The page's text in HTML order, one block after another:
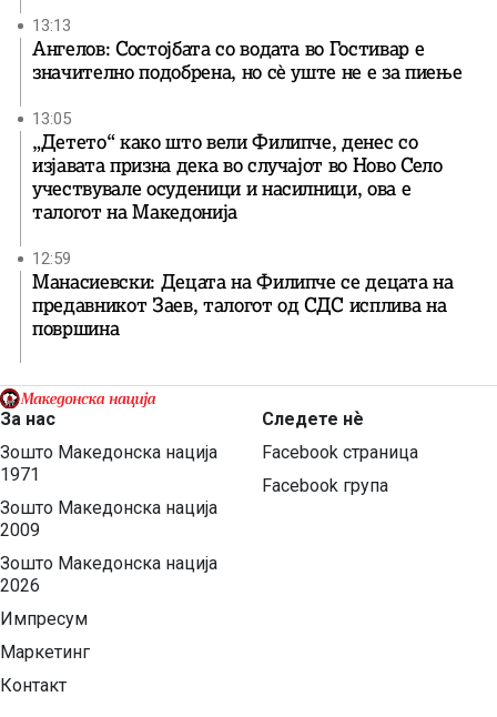
13:13
Ангелов: Состојбата со водата во Гостивар е
значително подобрена, но сè уште не е за пиење
13:05
„Детето“ како што вели Филипче, денес со
изјавата призна дека во случајот во Ново Село
учествувале осуденици и насилници, ова е
талогот на Македонија
12:59
Манасиевски: Децата на Филипче се децата на
предавникот Заев, талогот од СДС исплива на
површина
За нас
Зошто Македонска нација
1971
Зошто Македонска нација
2009
Зошто Македонска нација
2026
Импресум
Маркетинг
Контакт
Следете нѐ
Facebook страница
Facebook група